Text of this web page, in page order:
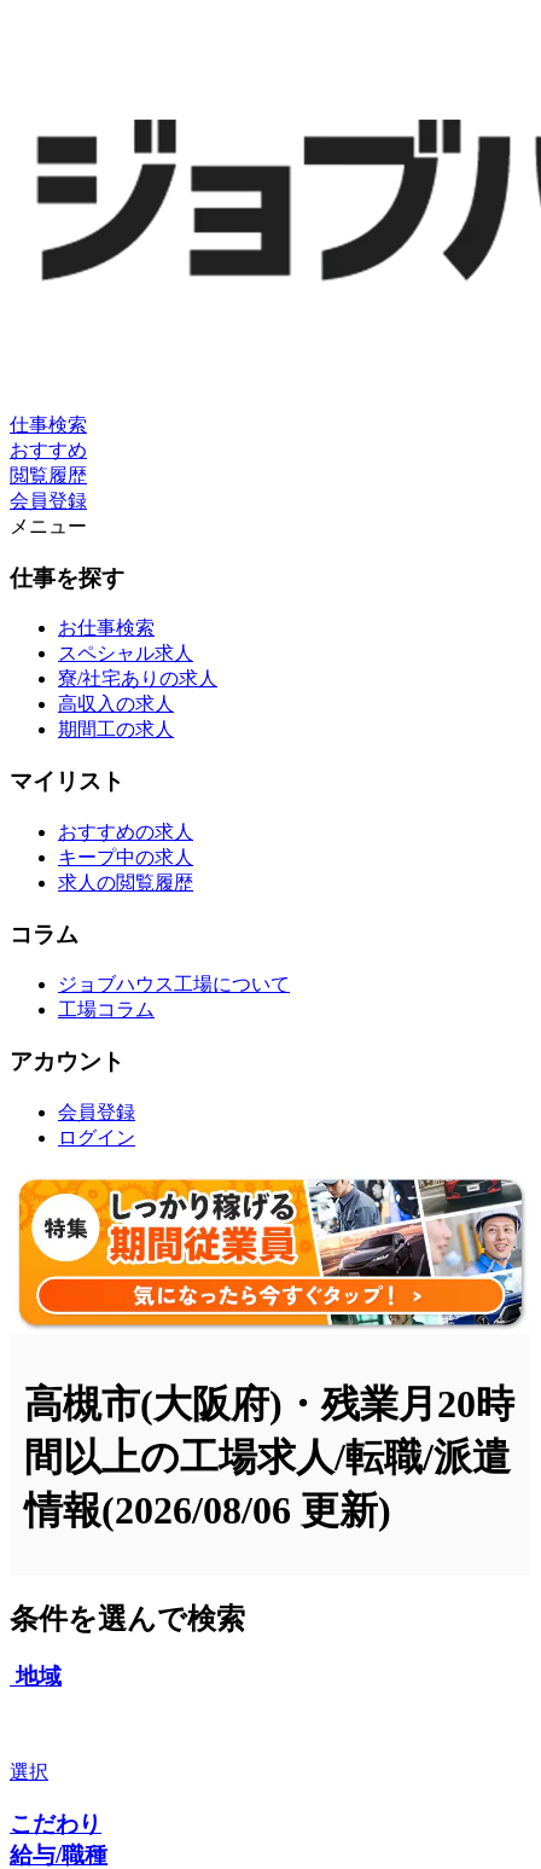
仕事検索
おすすめ
閲覧履歴
会員登録
メニュー
仕事を探す
お仕事検索
スペシャル求人
寮/社宅ありの求人
高収入の求人
期間工の求人
マイリスト
おすすめの求人
キープ中の求人
求人の閲覧履歴
コラム
ジョブハウス工場について
工場コラム
アカウント
会員登録
ログイン
高槻市(大阪府)・残業月20時
間以上の工場求人/転職/派遣
情報(2026/08/06 更新)
条件を選んで検索
地域
選択
こだわり
給与/職種